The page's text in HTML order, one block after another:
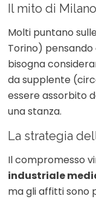
Il mito di Milano
Molti puntano
Torino) pensando
bisogna
da supplente
essere assorbito
una stanza.
La strategia
Il compromesso
industriale
ma gli affitti sono